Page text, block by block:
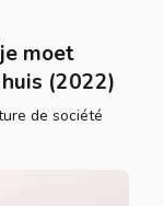
moet
(2022)
de société